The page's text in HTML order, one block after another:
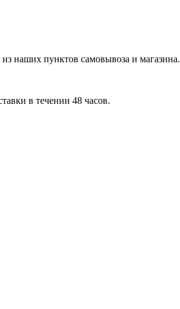
наших пунктов самовывоза и магазина.
в течении 48 часов.